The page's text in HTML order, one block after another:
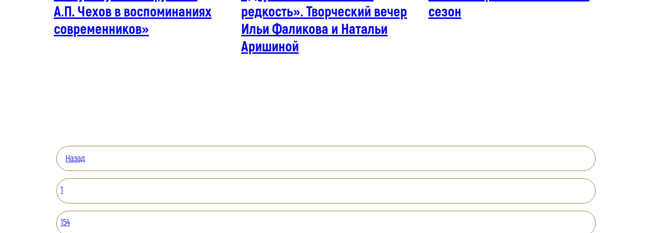
А.П. Чехов в воспоминаниях
современников»
редкость». Творческий вечер
Ильи Фаликова и Натальи
Аришиной
сезон
Назад
1
154